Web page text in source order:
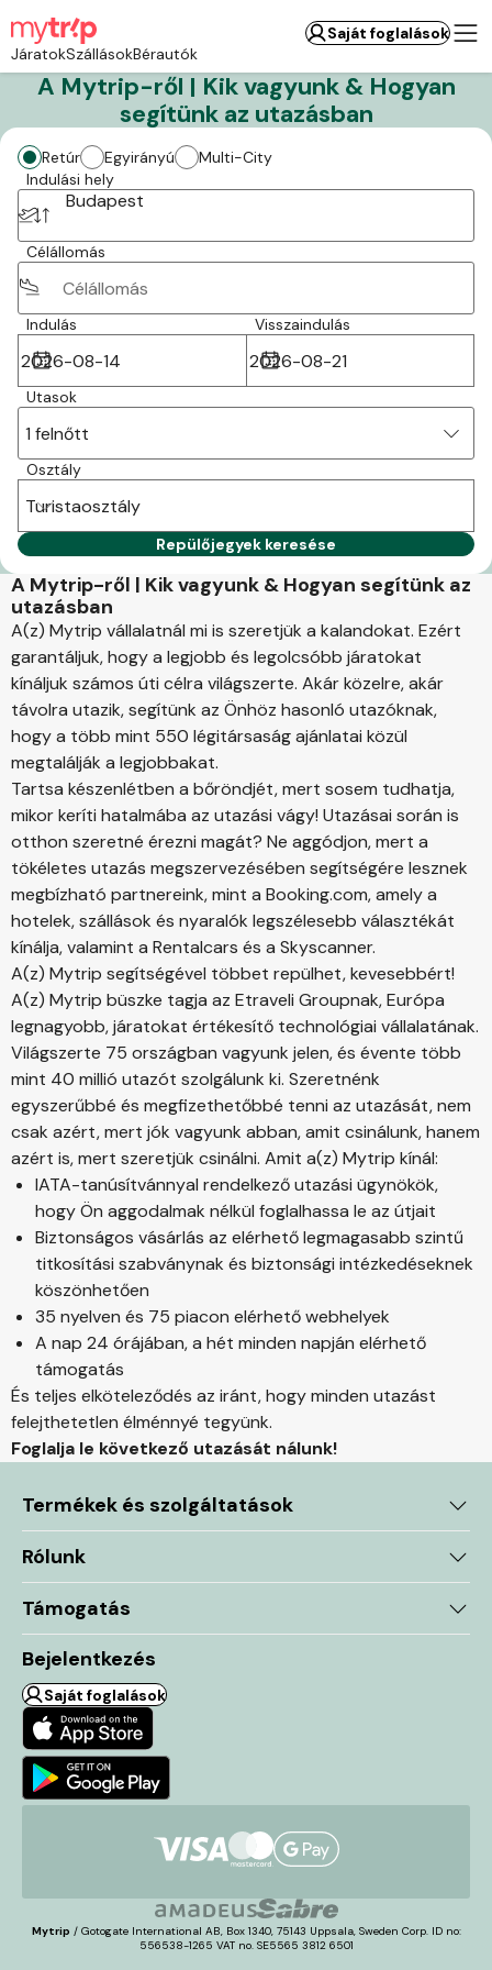
JáratokSzállásokBérautók
Saját foglalások
A Mytrip-ről | Kik vagyunk & Hogyan
segítünk az utazásban
Retúr Egyirányú
Multi-City
Indulási hely
Budapest
Célállomás
Indulás Visszaindulás
Utasok
1 felnőtt
Osztály
Turistaosztály
Repülőjegyek keresése
A Mytrip-ről | Kik vagyunk & Hogyan segítünk az
utazásban
A(z) Mytrip vállalatnál mi is szeretjük a kalandokat. Ezért
garantáljuk, hogy a legjobb és legolcsóbb járatokat
kínáljuk számos úti célra világszerte. Akár közelre, akár
távolra utazik, segítünk az Önhöz hasonló utazóknak,
hogy a több mint 550 légitársaság ajánlatai közül
megtalálják a legjobbakat.
Tartsa készenlétben a bőröndjét, mert sosem tudhatja,
mikor keríti hatalmába az utazási vágy! Utazásai során is
otthon szeretné érezni magát? Ne aggódjon, mert a
tökéletes utazás megszervezésében segítségére lesznek
megbízható partnereink, mint a Booking.com, amely a
hotelek, szállások és nyaralók legszélesebb választékát
kínálja, valamint a Rentalcars és a Skyscanner.
A(z) Mytrip segítségével többet repülhet, kevesebbért!
A(z) Mytrip büszke tagja az Etraveli Groupnak, Európa
legnagyobb, járatokat értékesítő technológiai vállalatának.
Világszerte 75 országban vagyunk jelen, és évente több
mint 40 millió utazót szolgálunk ki. Szeretnénk
egyszerűbbé és megfizethetőbbé tenni az utazását, nem
csak azért, mert jók vagyunk abban, amit csinálunk, hanem
azért is, mert szeretjük csinálni. Amit a(z) Mytrip kínál:
IATA-tanúsítvánnyal rendelkező utazási ügynökök,
hogy Ön aggodalmak nélkül foglalhassa le az útjait
Biztonságos vásárlás az elérhető legmagasabb szintű
titkosítási szabványnak és biztonsági intézkedéseknek
köszönhetően
35 nyelven és 75 piacon elérhető webhelyek
A nap 24 órájában, a hét minden napján elérhető
támogatás
És teljes elköteleződés az iránt, hogy minden utazást
felejthetetlen élménnyé tegyünk.
Foglalja le következő utazását nálunk!
Termékek és szolgáltatások
Rólunk
Támogatás
Bejelentkezés
Saját foglalások
Mytrip / Gotogate International AB, Box 1340, 75143 Uppsala, Sweden Corp. ID no:
556538-1265 VAT no. SE5565 3812 6501